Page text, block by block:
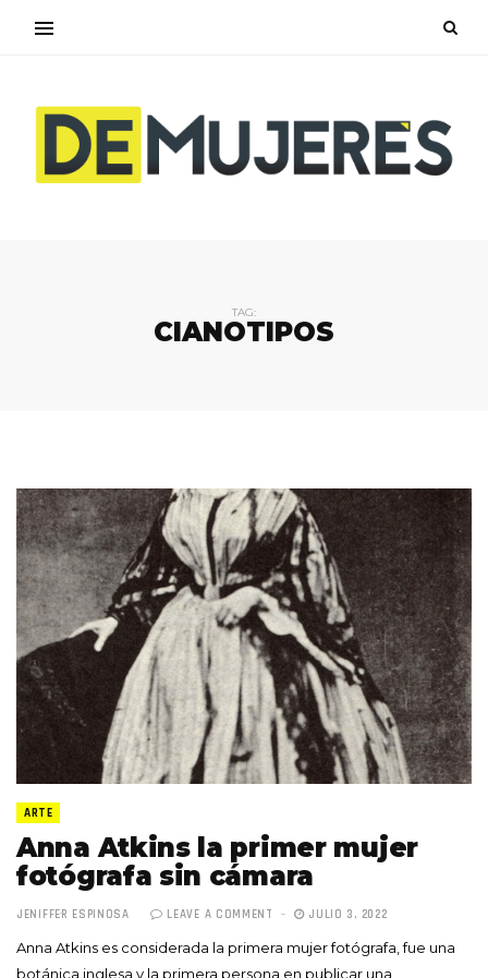
TAG:
CIANOTIPOS
ARTE
Anna Atkins la primer mujer
fotógrafa sin cámara
JENIFFER ESPINOSA LEAVE A COMMENT JULIO 3, 2022
Anna Atkins es considerada la primera mujer fotógrafa, fue una
botánica inglesa y la primera persona en publicar una